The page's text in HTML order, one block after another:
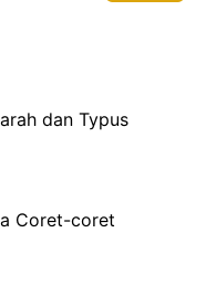
dan Typus
Coret-coret